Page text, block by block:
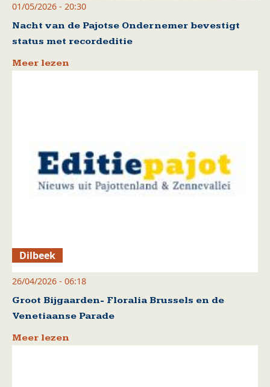
01/05/2026 - 20:30
Nacht van de Pajotse Ondernemer bevestigt
status met recordeditie
Meer lezen
Dilbeek
26/04/2026 - 06:18
Groot Bijgaarden- Floralia Brussels en de
Venetiaanse Parade
Meer lezen